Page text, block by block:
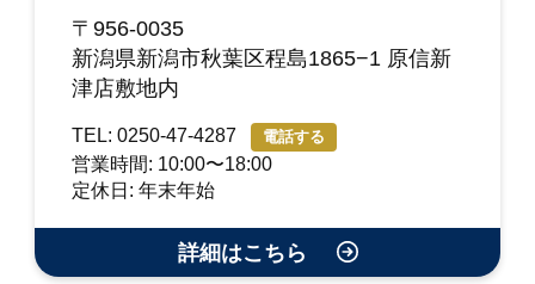
〒956-0035
新潟県新潟市秋葉区程島1865−1 原信新
津店敷地内
TEL: 0250-47-4287 電話する
営業時間: 10:00〜18:00
定休日: 年末年始
詳細はこちら